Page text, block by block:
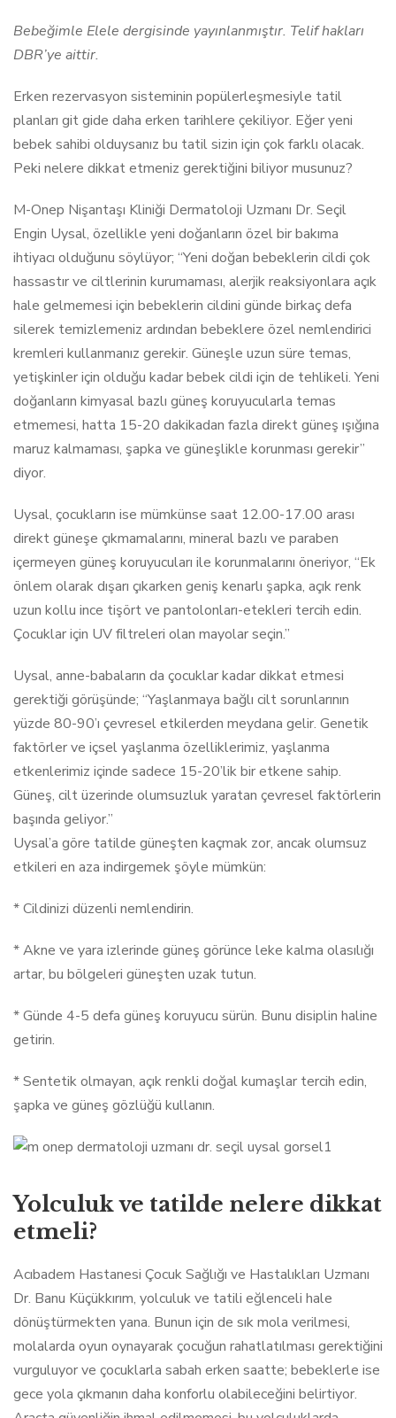
Bebeğimle Elele dergisinde yayınlanmıştır. Telif hakları
DBR’ye aittir.
Erken rezervasyon sisteminin popülerleşmesiyle tatil
planları git gide daha erken tarihlere çekiliyor. Eğer yeni
bebek sahibi olduysanız bu tatil sizin için çok farklı olacak.
Peki nelere dikkat etmeniz gerektiğini biliyor musunuz?
M-Onep Nişantaşı Kliniği Dermatoloji Uzmanı Dr. Seçil
Engin Uysal, özellikle yeni doğanların özel bir bakıma
ihtiyacı olduğunu söylüyor; “Yeni doğan bebeklerin cildi çok
hassastır ve ciltlerinin kurumaması, alerjik reaksiyonlara açık
hale gelmemesi için bebeklerin cildini günde birkaç defa
silerek temizlemeniz ardından bebeklere özel nemlendirici
kremleri kullanmanız gerekir. Güneşle uzun süre temas,
yetişkinler için olduğu kadar bebek cildi için de tehlikeli. Yeni
doğanların kimyasal bazlı güneş koruyucularla temas
etmemesi, hatta 15-20 dakikadan fazla direkt güneş ışığına
maruz kalmaması, şapka ve güneşlikle korunması gerekir”
diyor.
Uysal, çocukların ise mümkünse saat 12.00-17.00 arası
direkt güneşe çıkmamalarını, mineral bazlı ve paraben
içermeyen güneş koruyucuları ile korunmalarını öneriyor, “Ek
önlem olarak dışarı çıkarken geniş kenarlı şapka, açık renk
uzun kollu ince tişört ve pantolonları-etekleri tercih edin.
Çocuklar için UV filtreleri olan mayolar seçin.”
Uysal, anne-babaların da çocuklar kadar dikkat etmesi
gerektiği görüşünde; “Yaşlanmaya bağlı cilt sorunlarının
yüzde 80-90’ı çevresel etkilerden meydana gelir. Genetik
faktörler ve içsel yaşlanma özelliklerimiz, yaşlanma
etkenlerimiz içinde sadece 15-20’lik bir etkene sahip.
Güneş, cilt üzerinde olumsuzluk yaratan çevresel faktörlerin
başında geliyor.”
Uysal’a göre tatilde güneşten kaçmak zor, ancak olumsuz
etkileri en aza indirgemek şöyle mümkün:
* Cildinizi düzenli nemlendirin.
* Akne ve yara izlerinde güneş görünce leke kalma olasılığı
artar, bu bölgeleri güneşten uzak tutun.
* Günde 4-5 defa güneş koruyucu sürün. Bunu disiplin haline
getirin.
* Sentetik olmayan, açık renkli doğal kumaşlar tercih edin,
şapka ve güneş gözlüğü kullanın.
Yolculuk ve tatilde nelere dikkat
etmeli?
Acıbadem Hastanesi Çocuk Sağlığı ve Hastalıkları Uzmanı
Dr. Banu Küçükkırım, yolculuk ve tatili eğlenceli hale
dönüştürmekten yana. Bunun için de sık mola verilmesi,
molalarda oyun oynayarak çocuğun rahatlatılması gerektiğini
vurguluyor ve çocuklarla sabah erken saatte; bebeklerle ise
gece yola çıkmanın daha konforlu olabileceğini belirtiyor.